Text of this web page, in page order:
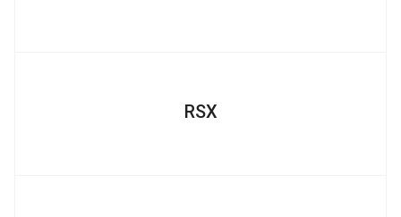
RSX